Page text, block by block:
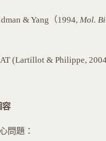
& Yang（1994, Mol.
(Lartillot & Philippe,
容
問題：